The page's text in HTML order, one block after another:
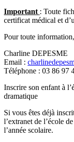
Important : Toute
certificat médical et
Pour toute
Charline DEPESME
Email :
Téléphone : 03 86 97
Inscrire son enfant à
dramatique
Si vous êtes déjà
l’extranet de l’école
l’année scolaire.